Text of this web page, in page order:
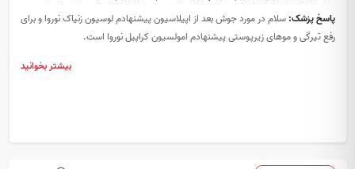
پاسخ پزشک: سلام در مورد جوش بعد از اپیلاسیون پیشنهادم لوسیون زنیاک نوروا و برای
رفع تیرگی و موهای زیرپوستی پیشنهادم امولسیون کراپیل نوروا است.
بیشتر بخوانید